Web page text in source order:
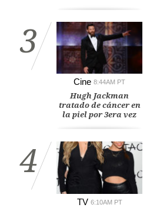
3
Cine 8:44AM PT
Hugh Jackman
tratado de cáncer en
la piel por 3era vez
4
TV 6:10AM PT